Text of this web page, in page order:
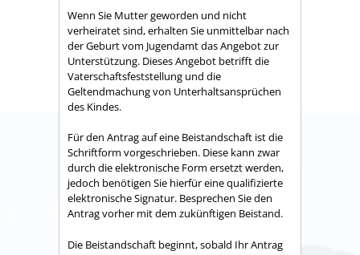
Wenn Sie Mutter geworden und nicht
verheiratet sind, erhalten Sie unmittelbar nach
der Geburt vom Jugendamt das Angebot zur
Unterstützung. Dieses Angebot betrifft die
Vaterschaftsfeststellung und die
Geltendmachung von Unterhaltsansprüchen
des Kindes.
Für den Antrag auf eine Beistandschaft ist die
Schriftform vorgeschrieben. Diese kann zwar
durch die elektronische Form ersetzt werden,
jedoch benötigen Sie hierfür eine qualifizierte
elektronische Signatur. Besprechen Sie den
Antrag vorher mit dem zukünftigen Beistand.
Die Beistandschaft beginnt, sobald Ihr Antrag